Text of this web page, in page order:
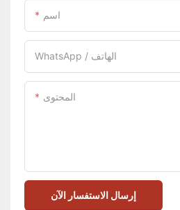
اسم
WhatsApp / الهاتف
المحتوى
إرسال الاستفسار الآن